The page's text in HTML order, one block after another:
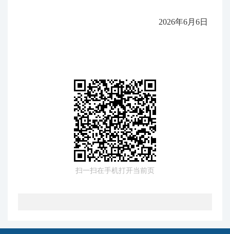
2026年6月6日
扫一扫在手机打开当前页